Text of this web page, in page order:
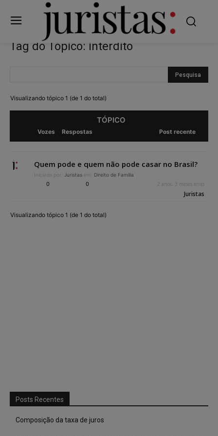
Tag do Tópico: interdito
Visualizando tópico 1 (de 1 do total)
TÓPICO
Vozes Respostas Post recente
Quem pode e quem não pode casar no Brasil?
Iniciado por: Juristas em: Direito de Família
0 0 2 anos, 3 meses atrás
Juristas
Visualizando tópico 1 (de 1 do total)
Posts Recentes
Composição da taxa de juros